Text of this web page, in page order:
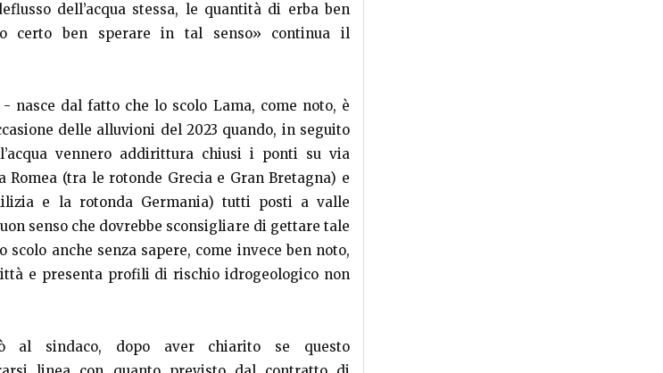
dell’acqua stessa, le quantità di erba ben
certo ben sperare in tal senso» continua il
nasce dal fatto che lo scolo Lama, come noto, è
delle alluvioni del 2023 quando, in seguito
vennero addirittura chiusi i ponti su via
Romea (tra le rotonde Grecia e Gran Bretagna) e
e la rotonda Germania) tutti posti a valle
senso che dovrebbe sconsigliare di gettare tale
anche senza sapere, come invece ben noto,
e presenta profili di rischio idrogeologico non
al sindaco, dopo aver chiarito se questo